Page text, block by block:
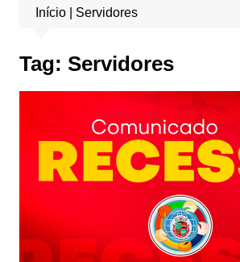
Início| Servidores
Tag: Servidores